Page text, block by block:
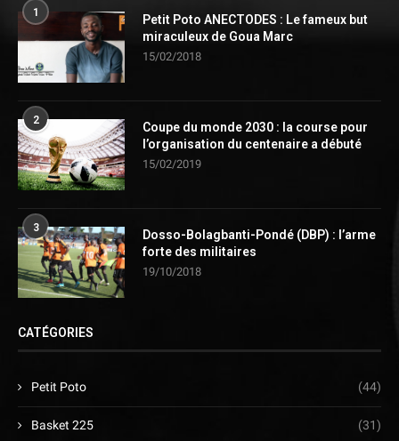
1
Petit Poto ANECTODES : Le fameux but
miraculeux de Goua Marc
15/02/2018
2
Coupe du monde 2030 : la course pour
l’organisation du centenaire a débuté
15/02/2019
3
Dosso-Bolagbanti-Pondé (DBP) : l’arme
forte des militaires
19/10/2018
CATÉGORIES
Petit Poto (44)
Basket 225 (31)